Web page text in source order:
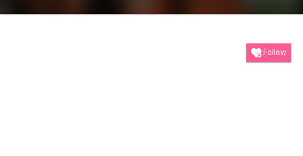
Follow